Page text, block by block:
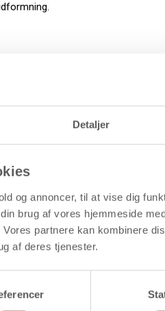
Detaljer
og annoncer, til at vise dig
brug af vores hjemmeside
partnere kan kombinere
af deres tjenester.